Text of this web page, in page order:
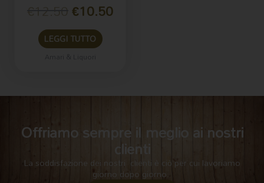
€10.50
LEGGI TUTTO
Offriamo sempre il meglio ai nostri
clienti
La soddisfazione dei nostri clienti è ciò per cui lavoriamo
giorno dopo giorno.